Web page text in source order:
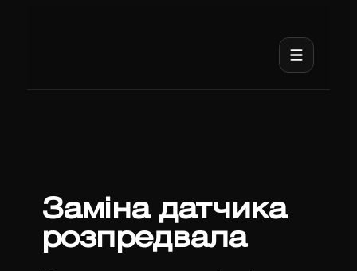
Заміна датчика
розпредвала